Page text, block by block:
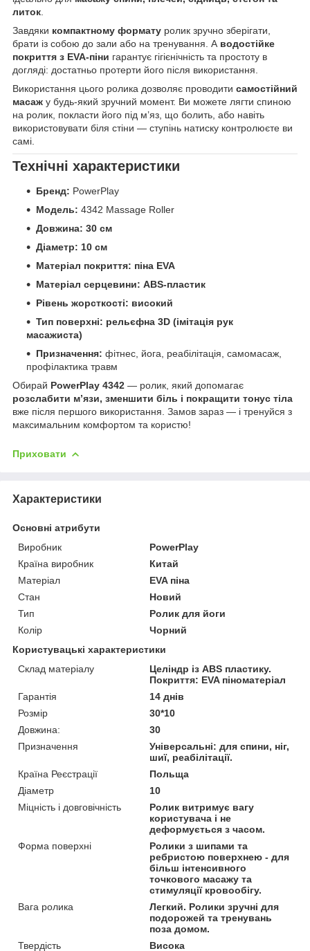
литок
Завдяки компактному формату ролик зручно зберігати,
брати із собою до зали або на тренування. А водостійке
покриття з EVA-піни гарантує гігієнічність та простоту в
догляді: достатньо протерти його після використання.
Використання цього ролика дозволяє проводити самостійний
масаж у будь-який зручний момент. Ви можете лягти спиною
на ролик, покласти його під м’яз, що болить, або навіть
використовувати біля стіни — ступінь натиску контролюєте ви
самі.
Технічні характеристики
Бренд: PowerPlay
Модель: 4342 Massage Roller
Довжина: 30 см
Діаметр: 10 см
Матеріал покриття: піна EVA
Матеріал серцевини: ABS-пластик
Рівень жорсткості: високий
Тип поверхні: рельєфна 3D (імітація рук
масажиста)
Призначення: фітнес, йога, реабілітація, самомасаж,
профілактика травм
Обирай PowerPlay 4342 — ролик, який допомагає
розслабити м’язи, зменшити біль і покращити тонус тіла
вже після першого використання. Замов зараз — і тренуйся з
максимальним комфортом та користю!
Приховати
Характеристики
Основні атрибути
Виробник
PowerPlay
Країна виробник
Китай
Матеріал
EVA піна
Стан
Новий
Тип
Ролик для йоги
Колір
Чорний
Користувацькі характеристики
Склад матеріалу
Целіндр із ABS пластику.
Покриття: EVA піноматеріал
Гарантія
14 днів
Розмір
30*10
Довжина:
30
Призначення
Універсальні: для спини, ніг,
шиї, реабілітації.
Країна Реєстрації
Польща
Діаметр
10
Міцність і довговічність
Ролик витримує вагу
користувача і не
деформується з часом.
Форма поверхні
Ролики з шипами та
ребристою поверхнею - для
більш інтенсивного
точкового масажу та
стимуляції кровообігу.
Вага ролика
Легкий. Ролики зручні для
подорожей та тренувань
поза домом.
Твердість
Висока